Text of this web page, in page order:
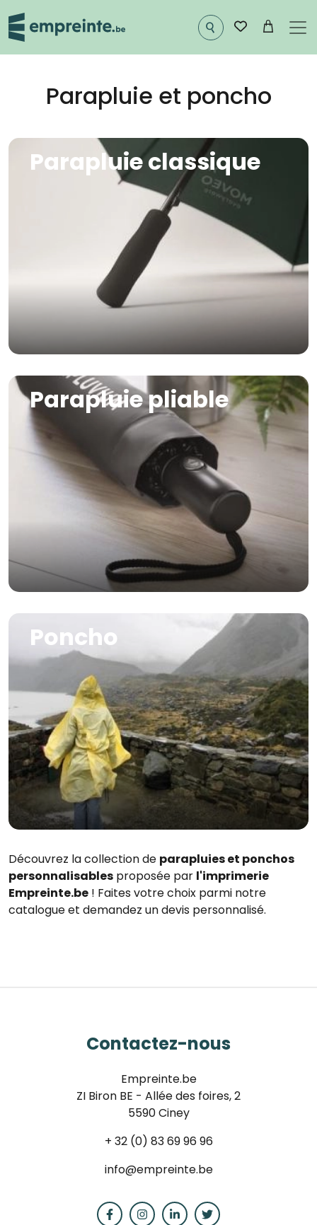
Parapluie et poncho
Parapluie classique
Image
Parapluie pliable
Image
Poncho
Image
Découvrez la collection de parapluies et ponchos
personnalisables proposée par l'imprimerie
Empreinte.be ! Faites votre choix parmi notre
catalogue et demandez un devis personnalisé.
Contactez-nous
Empreinte.be
ZI Biron BE - Allée des foires, 2
5590 Ciney
+ 32 (0) 83 69 96 96
info@empreinte.be